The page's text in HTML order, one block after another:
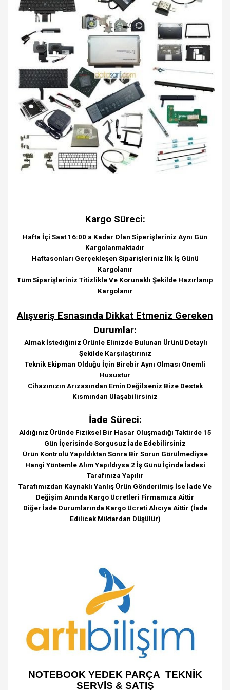
Kargo Süreci:
Hafta İçi Saat 16:00 a Kadar Olan Siperişleriniz Aynı Gün
Kargolanmaktadır
Haftasonları Gerçekleşen Siparişleriniz İlk İş Günü
Kargolanır
Tüm Siparişleriniz Titizlikle Ve Korunaklı Şekilde Hazırlanıp
Kargolanır
Alışveriş Esnasında Dikkat Etmeniz Gereken
Durumlar:
Almak İstediğiniz Ürünle Elinizde Bulunan Ürünü Detaylı
Şekilde Karşılaştırınız
Teknik Ekipman Olduğu İçin Birebir Aynı Olması Önemli
Husustur
Cihazınızın Arızasından Emin Değilseniz Bize Destek
Kısmından Ulaşabilirsiniz
İade Süreci:
Aldığınız Üründe Fiziksel Bir Hasar Oluşmadığı Taktirde 15
Gün İçerisinde Sorgusuz İade Edebilirsiniz
Ürün Kontrolü Yapıldıktan Sonra Bir Sorun Görülmediyse
Hangi Yöntemle Alım Yapıldıysa 2 İş Günü İçinde İadesi
Tarafınıza Yapılır
Tarafımızdan Kaynaklı Yanlış Ürün Gönderilmiş İse İade Ve
Değişim Anında Kargo Ücretleri Firmamıza Aittir
Diğer İade Durumlarında Kargo Ücreti Alıcıya Aittir (İade
Edilicek Miktardan Düşülür)
NOTEBOOK YEDEK PARÇA TEKNİK
SERVİS & SATIŞ